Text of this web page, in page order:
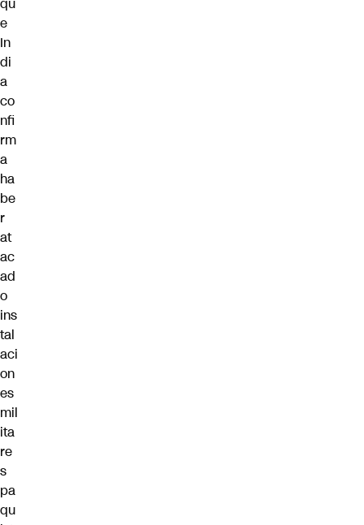
e
In
di
a
co
nfi
rm
a
ha
be
r
at
ac
ad
o
ins
tal
aci
on
es
mil
ita
re
s
pa
qu